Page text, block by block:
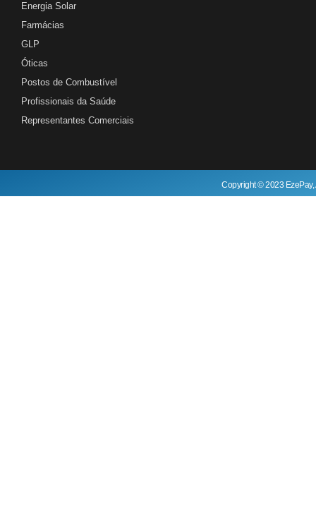
Energia Solar
Farmácias
GLP
Óticas
Postos de Combustível
Profissionais da Saúde
Representantes Comerciais
Copyright © 2023